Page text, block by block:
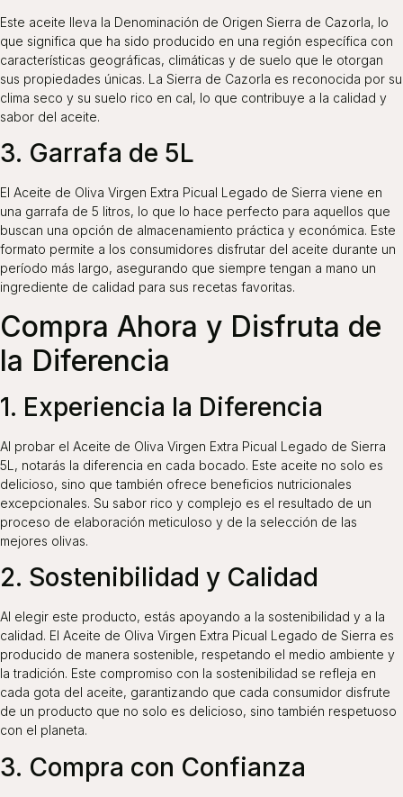
Este aceite lleva la Denominación de Origen Sierra de Cazorla, lo
que significa que ha sido producido en una región específica con
características geográficas, climáticas y de suelo que le otorgan
sus propiedades únicas. La Sierra de Cazorla es reconocida por su
clima seco y su suelo rico en cal, lo que contribuye a la calidad y
sabor del aceite.
3. Garrafa de 5L
El Aceite de Oliva Virgen Extra Picual Legado de Sierra viene en
una garrafa de 5 litros, lo que lo hace perfecto para aquellos que
buscan una opción de almacenamiento práctica y económica. Este
formato permite a los consumidores disfrutar del aceite durante un
período más largo, asegurando que siempre tengan a mano un
ingrediente de calidad para sus recetas favoritas.
Compra Ahora y Disfruta de
la Diferencia
1. Experiencia la Diferencia
Al probar el Aceite de Oliva Virgen Extra Picual Legado de Sierra
5L, notarás la diferencia en cada bocado. Este aceite no solo es
delicioso, sino que también ofrece beneficios nutricionales
excepcionales. Su sabor rico y complejo es el resultado de un
proceso de elaboración meticuloso y de la selección de las
mejores olivas.
2. Sostenibilidad y Calidad
Al elegir este producto, estás apoyando a la sostenibilidad y a la
calidad. El Aceite de Oliva Virgen Extra Picual Legado de Sierra es
producido de manera sostenible, respetando el medio ambiente y
la tradición. Este compromiso con la sostenibilidad se refleja en
cada gota del aceite, garantizando que cada consumidor disfrute
de un producto que no solo es delicioso, sino también respetuoso
con el planeta.
3. Compra con Confianza